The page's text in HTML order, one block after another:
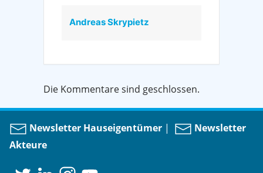
Andreas Skrypietz
Die Kommentare sind geschlossen.
Newsletter Hauseigentümer |
Newsletter
Akteure